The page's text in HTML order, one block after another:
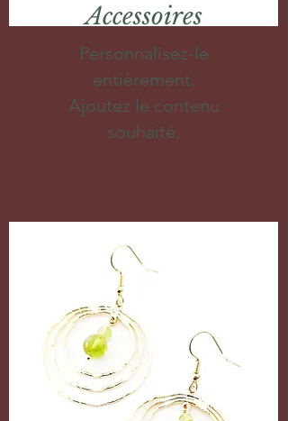
Accessoires
Personnalisez-le
entièrement.
Ajoutez le contenu
souhaité.